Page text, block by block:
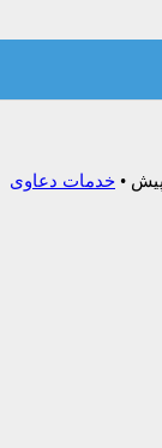
• خدمات دعاوی